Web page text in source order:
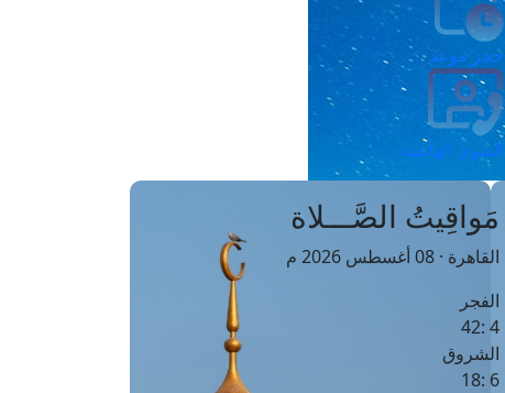
حجز موعد
الفتوى الهاتفية
مَواقِيتُ الصَّـــلاة
القاهرة · 08 أغسطس 2026 م
الفجر
4 :42
الشروق
6 :18